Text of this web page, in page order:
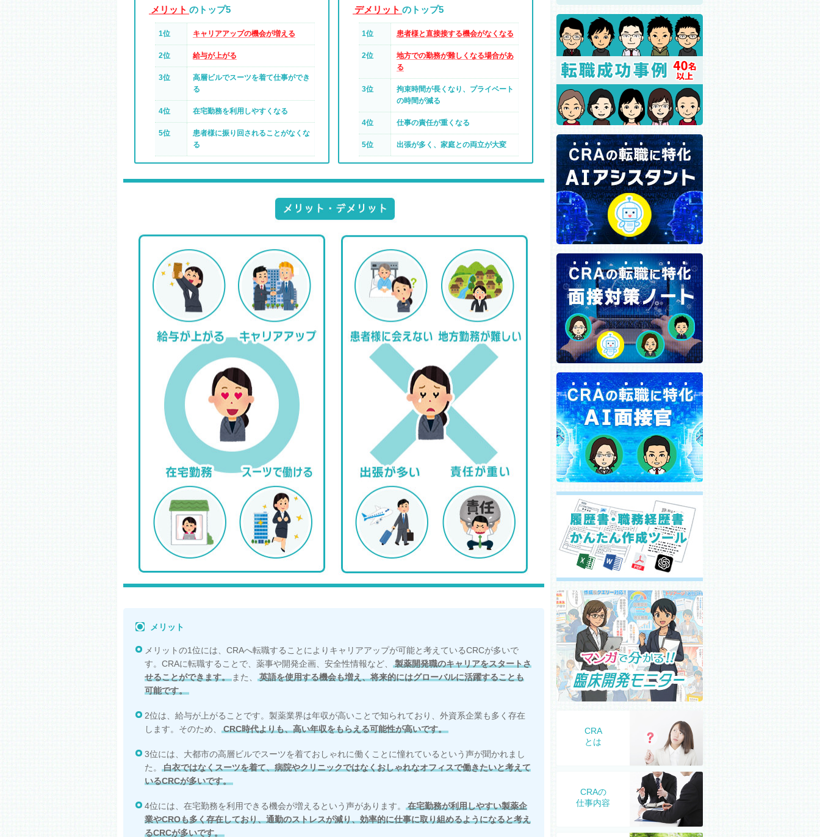
メリット のトップ5
1位 キャリアアップの機会が増える
2位 給与が上がる
3位
高層ビルでスーツを着て仕事ができ
る
4位 在宅勤務を利用しやすくなる
5位
患者様に振り回されることがなくな
る
デメリット のトップ5
1位 患者様と直接接する機会がなくなる
2位
地方での勤務が難しくなる場合があ
る
3位
拘束時間が長くなり、プライベート
の時間が減る
4位 仕事の責任が重くなる
5位 出張が多く、家庭との両立が大変
メリット
メリットの1位には、CRAへ転職することによりキャリアアップが可能と考えているCRCが多いで
す。CRAに転職することで、薬事や開発企画、安全性情報など、
製薬開発職のキャリアをスタートさ
せることができます。また、
英語を使用する機会も増え、将来的にはグローバルに活躍することも
可能です。
2位は、給与が上がることです。製薬業界は年収が高いことで知られており、外資系企業も多く存在
します。そのため、
CRC時代よりも、高い年収をもらえる可能性が高いです。
3位には、大都市の高層ビルでスーツを着ておしゃれに働くことに憧れているという声が聞かれまし
た。
白衣ではなくスーツを着て、病院やクリニックではなくおしゃれなオフィスで働きたいと考えて
いるCRCが多いです。
4位には、在宅勤務を利用できる機会が増えるという声があります。
在宅勤務が利用しやすい製薬企
業やCROも多く存在しており、通勤のストレスが減り、効率的に仕事に取り組めるようになると考え
るCRCが多いです。
CRA
とは
CRAの
仕事内容